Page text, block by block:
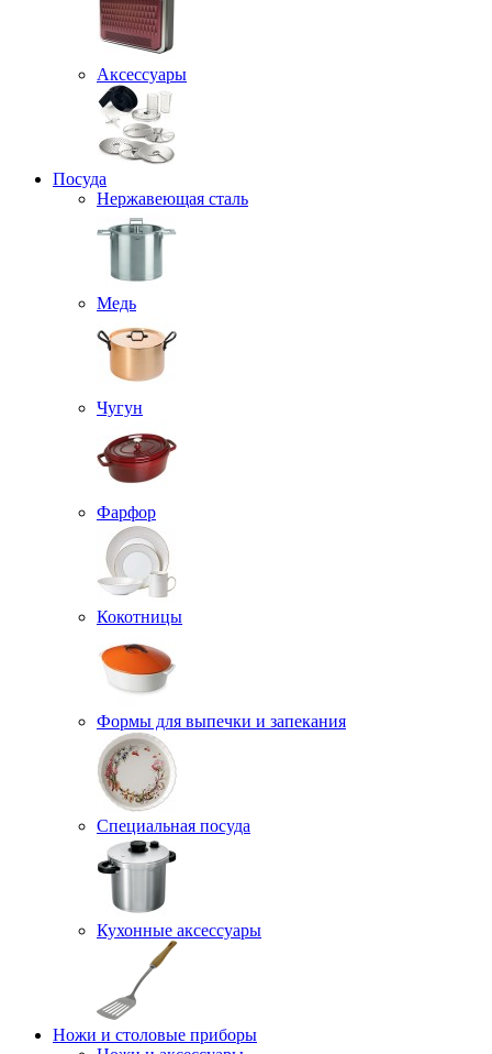
Аксессуары
Посуда
Нержавеющая сталь
Медь
Чугун
Фарфор
Кокотницы
Формы для выпечки и запекания
Специальная посуда
Кухонные аксессуары
Ножи и столовые приборы